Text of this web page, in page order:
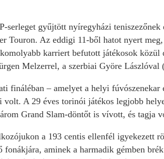
serleget gyűjtött nyíregyházi
Touron. Az eddigi 11-ből hatot nyert
karriert befutott játékosok
Melzerrel, a szerbiai Györe
fináléban – amelyet a helyi
volt. A 29 éves torinói játékos legjobb
Grand Slam-döntőt is vívott, és tagja
a 193 centis ellenfél igyekezett
fonákjára, aminek a harmadik gémben